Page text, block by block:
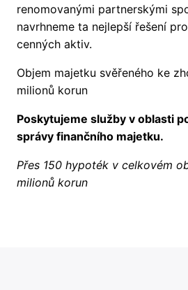
renomovanými partnerskými
navrhneme ta nejlepší řešení
cenných aktiv.
Objem majetku svěřeného ke
milionů korun
Poskytujeme služby v oblasti
správy finančního majetku.
Přes 150 hypoték v celkovém
milionů korun